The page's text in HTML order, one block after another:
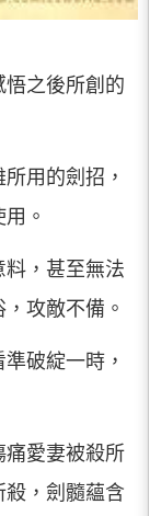
之後所創的
用的劍招，
。
，甚至無法
攻敵不備。
破綻一時，
愛妻被殺所
，劍髓蘊含